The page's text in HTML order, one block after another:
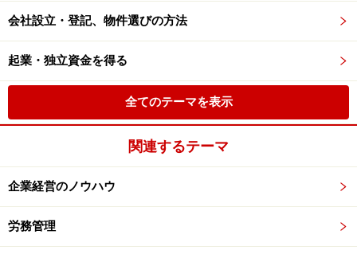
会社設立・登記、物件選びの方法
起業・独立資金を得る
全てのテーマを表示
関連するテーマ
企業経営のノウハウ
労務管理